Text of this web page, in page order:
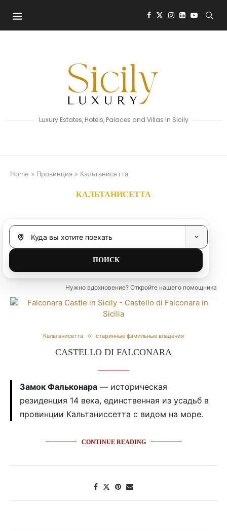
Luxury Estates, Hotels, Palaces and Villas in Sicily
Home » Провинция » Кальтанисетта
КАЛЬТАНИСЕТТА
Нужно вдохновение? Откройте нашего помощника
Кальтанисетта старинные фамильные владения
CASTELLO DI FALCONARA
Замок Фальконара — историческая
резиденция 14 века, единственная из усадьб в
провинции Кальтаниссетта с видом на море.
CONTINUE READING